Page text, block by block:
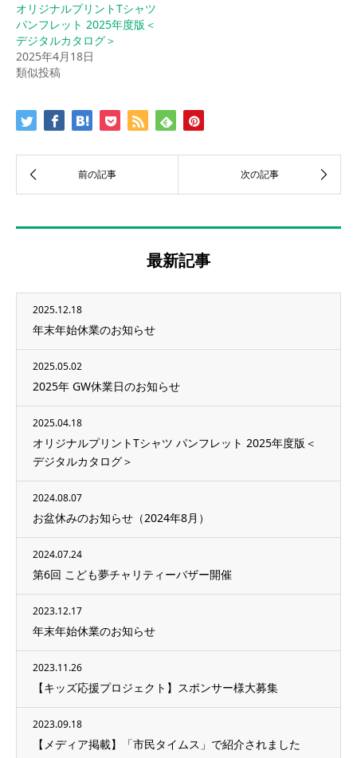
オリジナルプリントTシャツ
パンフレット 2025年度版＜
デジタルカタログ＞
2025年4月18日
類似投稿
最新記事
2025.12.18
年末年始休業のお知らせ
2025.05.02
2025年 GW休業日のお知らせ
2025.04.18
オリジナルプリントTシャツ パンフレット 2025年度版＜
デジタルカタログ＞
2024.08.07
お盆休みのお知らせ（2024年8月）
2024.07.24
第6回 こども夢チャリティーバザー開催
2023.12.17
年末年始休業のお知らせ
2023.11.26
【キッズ応援プロジェクト】スポンサー様大募集
2023.09.18
【メディア掲載】「市民タイムス」で紹介されました